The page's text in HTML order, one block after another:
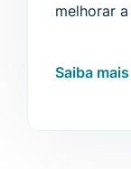
melhorar
Saiba mais